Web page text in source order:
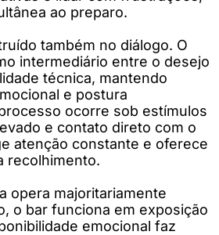
ao preparo.
também no diálogo. O
intermediário entre o desejo
técnica, mantendo
e postura
ocorre sob estímulos
e contato direto com o
atenção constante e oferece
recolhimento.
opera majoritariamente
o bar funciona em exposição
emocional faz